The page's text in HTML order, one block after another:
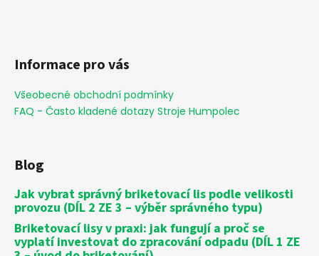
Informace pro vás
Všeobecné obchodní podmínky
FAQ - Často kladené dotazy Stroje Humpolec
Blog
Jak vybrat správný briketovací lis podle velikosti
provozu (DÍL 2 ZE 3 – výběr správného typu)
Briketovací lisy v praxi: jak fungují a proč se
vyplatí investovat do zpracování odpadu (DÍL 1 ZE